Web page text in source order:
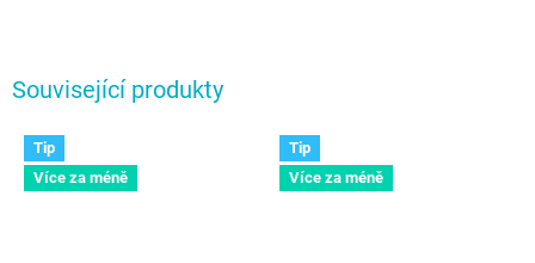
Související produkty
Tip
Více za méně
Tip
Více za méně